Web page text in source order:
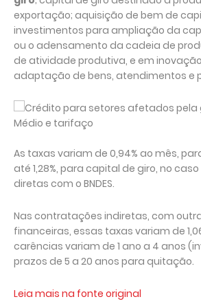
exportação; aquisição de bem de
investimentos para ampliação da
ou o adensamento da cadeia de
de atividade produtiva, e em
adaptação de bens, atendimentos e
As taxas variam de 0,94% ao mês,
até 1,28%, para capital de giro, no
diretas com o BNDES.
Nas contratações indiretas, com
financeiras, essas taxas variam de
carências variam de 1 ano a 4 anos
prazos de 5 a 20 anos para quitação.
Leia mais na fonte original